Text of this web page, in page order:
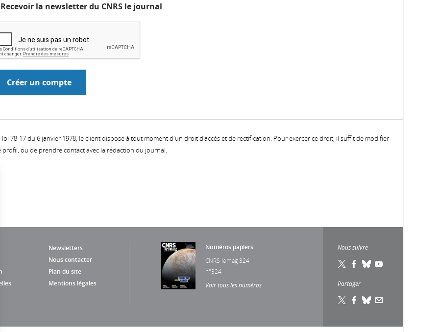
Recevoir la newsletter du CNRS le journal
78-17 du 6 janvier 1978, le client dispose à tout moment d'un droit d'accès et de rectification. Pour exercer ce droit, il suffit de modifier
ou de prendre contact avec la rédaction du journal.
Newsletters
Nous contacter
Plan du site
Mentions légales
Numéros papiers
CNRS lemag 324
n°324
Voir tous les numéros
Nous suivre
Partager